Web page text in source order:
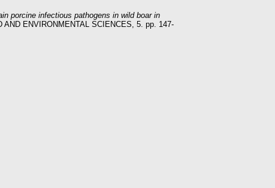
porcine infectious pathogens in wild boar in
AND ENVIRONMENTAL SCIENCES, 5. pp. 147-